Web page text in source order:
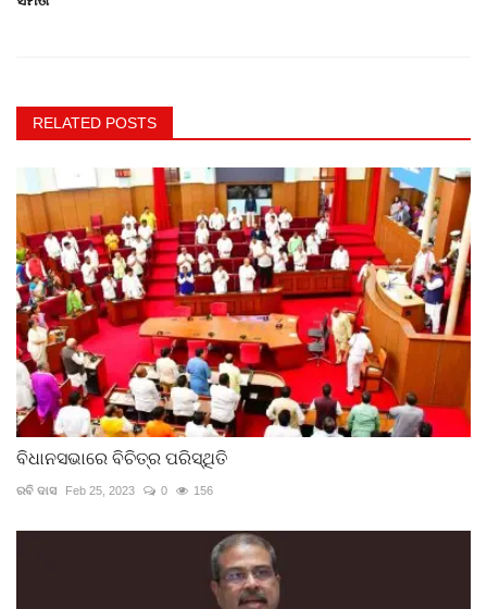
RELATED POSTS
ବିଧାନସଭାରେ ବିଚିତ୍ର ପରିସ୍ଥିତି
ରବି ଦାସ Feb 25, 2023 0 156